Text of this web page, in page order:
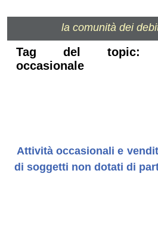
la comunità dei
Tag del topic:
occasionale
Attività occasionali e
di soggetti non dotati di